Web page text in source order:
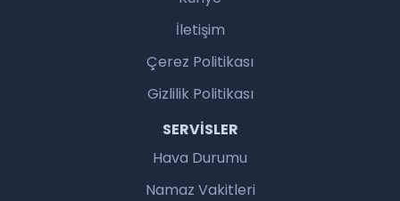
İletişim
Çerez Politikası
Gizlilik Politikası
SERVISLER
Hava Durumu
Namaz Vakitleri